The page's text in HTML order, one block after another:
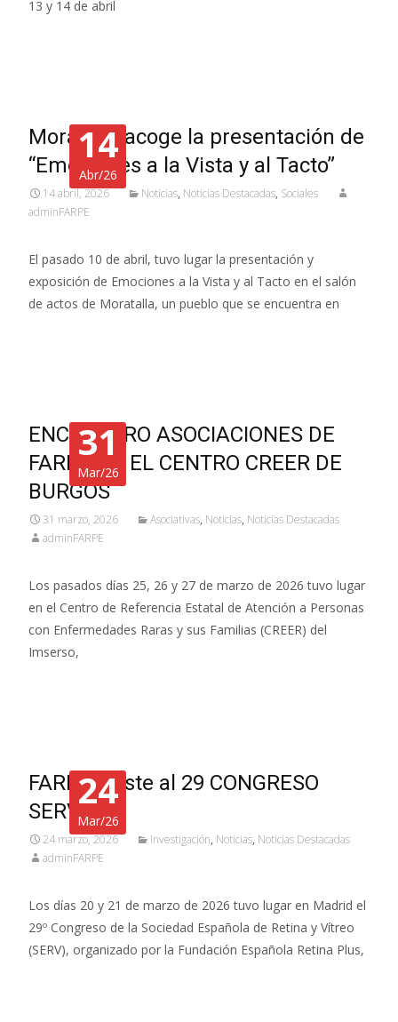
13 y 14 de abril
14
Abr/26
Moratalla acoge la presentación de
“Emociones a la Vista y al Tacto”
14 abril, 2026 Noticias, Noticias Destacadas, Sociales
adminFARPE
El pasado 10 de abril, tuvo lugar la presentación y
exposición de Emociones a la Vista y al Tacto en el salón
de actos de Moratalla, un pueblo que se encuentra en
31
Mar/26
ENCUENTRO ASOCIACIONES DE
FARPE EN EL CENTRO CREER DE
BURGOS
31 marzo, 2026 Asociativas, Noticias, Noticias Destacadas
adminFARPE
Los pasados días 25, 26 y 27 de marzo de 2026 tuvo lugar
en el Centro de Referencia Estatal de Atención a Personas
con Enfermedades Raras y sus Familias (CREER) del
Imserso,
24
Mar/26
FARPE asiste al 29 CONGRESO
SERV
24 marzo, 2026 Investigación, Noticias, Noticias Destacadas
adminFARPE
Los días 20 y 21 de marzo de 2026 tuvo lugar en Madrid el
29º Congreso de la Sociedad Española de Retina y Vítreo
(SERV), organizado por la Fundación Española Retina Plus,